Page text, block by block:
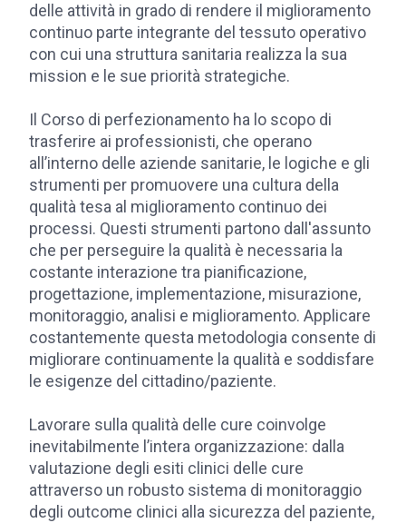
delle attività in grado di rendere il miglioramento
continuo parte integrante del tessuto operativo
con cui una struttura sanitaria realizza la sua
mission e le sue priorità strategiche.
Il Corso di perfezionamento ha lo scopo di
trasferire ai professionisti, che operano
all’interno delle aziende sanitarie, le logiche e gli
strumenti per promuovere una cultura della
qualità tesa al miglioramento continuo dei
processi. Questi strumenti partono dall'assunto
che per perseguire la qualità è necessaria la
costante interazione tra pianificazione,
progettazione, implementazione, misurazione,
monitoraggio, analisi e miglioramento. Applicare
costantemente questa metodologia consente di
migliorare continuamente la qualità e soddisfare
le esigenze del cittadino/paziente.
Lavorare sulla qualità delle cure coinvolge
inevitabilmente l’intera organizzazione: dalla
valutazione degli esiti clinici delle cure
attraverso un robusto sistema di monitoraggio
degli outcome clinici alla sicurezza del paziente,